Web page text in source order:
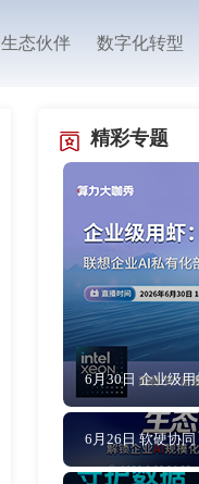
生态伙伴 数字化转型
精彩专题